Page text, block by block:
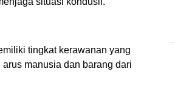
tingkat kerawanan yang
manusia dan barang dari